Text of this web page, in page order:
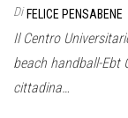
Di FELICE PENSABENE
Il Centro
beach handball-Ebt
cittadina…